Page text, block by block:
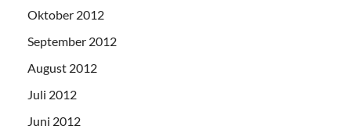
Oktober 2012
September 2012
August 2012
Juli 2012
Juni 2012